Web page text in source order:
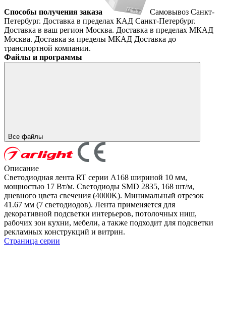
Способы получения заказа Самовывоз Санкт-
Петербург. Доставка в пределах КАД Санкт-Петербург.
Доставка в ваш регион Москва. Доставка в пределах МКАД
Москва. Доставка за пределы МКАД Доставка до
транспортной компании.
Файлы и программы
Все файлы
Описание
Светодиодная лента RT серии A168 шириной 10 мм,
мощностью 17 Вт/м. Светодиоды SMD 2835, 168 шт/м,
дневного цвета свечения (4000K). Минимальный отрезок
41.67 мм (7 светодиодов). Лента применяется для
декоративной подсветки интерьеров, потолочных ниш,
рабочих зон кухни, мебели, а также подходит для подсветки
рекламных конструкций и витрин.
Страница серии